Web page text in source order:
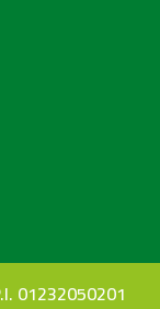
01232050201